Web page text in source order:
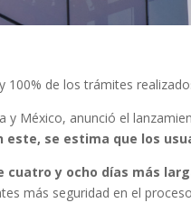
de los trámites
y México, anunció el
este, se estima que los
cuatro y ocho días más
más seguridad en el